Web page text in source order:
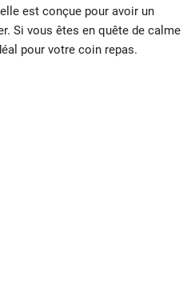
est conçue pour avoir un
Si vous êtes en quête de calme
pour votre coin repas.